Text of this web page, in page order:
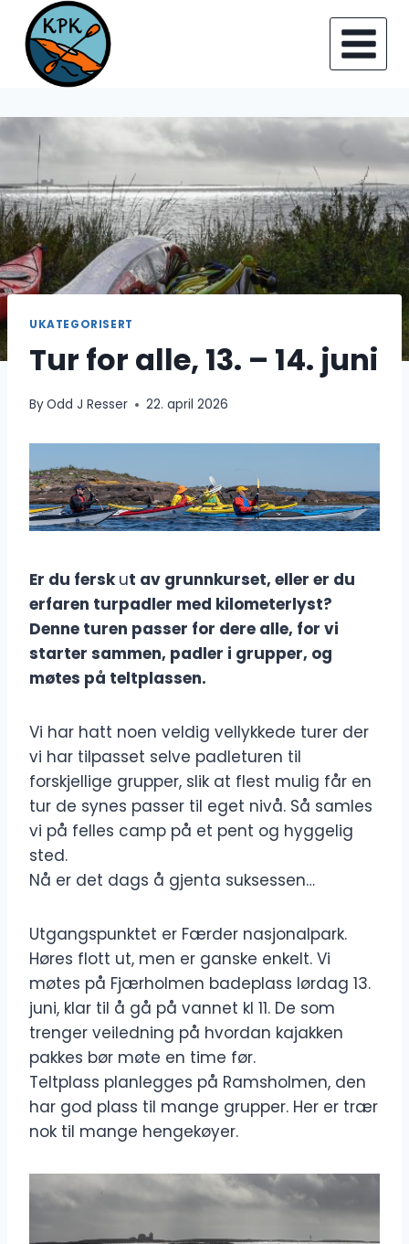
content
UKATEGORISERT
Tur for alle, 13. – 14. juni
ByOdd J Resser 22. april 2026
Er du ferskut av grunnkurset, eller er du
erfaren turpadler med kilometerlyst?
Denne turen passer for dere alle, for vi
starter sammen, padler i grupper, og
møtes på teltplassen.
Vi har hatt noen veldig vellykkede turer der
vi har tilpasset selve padleturen til
forskjellige grupper, slik at flest mulig får en
tur de synes passer til eget nivå. Så samles
vi på felles camp på et pent og hyggelig
sted.
Nå er det dags å gjenta suksessen…
Utgangspunktet er Færder nasjonalpark.
Høres flott ut, men er ganske enkelt. Vi
møtes på Fjærholmen badeplass lørdag 13.
juni, klar til å gå på vannet kl 11. De som
trenger veiledning på hvordan kajakken
pakkes bør møte en time før.
Teltplass planlegges på Ramsholmen, den
har god plass til mange grupper. Her er trær
nok til mange hengekøyer.